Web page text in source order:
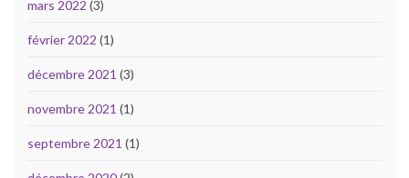
mars 2022 (3)
février 2022 (1)
décembre 2021 (3)
novembre 2021 (1)
septembre 2021 (1)